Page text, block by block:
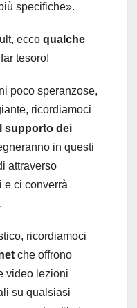
specifiche».
ecco qualche
tesoro!
poco speranzose,
ricordiamoci
supporto dei
in questi
attraverso
e ci converrà
ricordiamoci
che offrono
video lezioni
su qualsiasi